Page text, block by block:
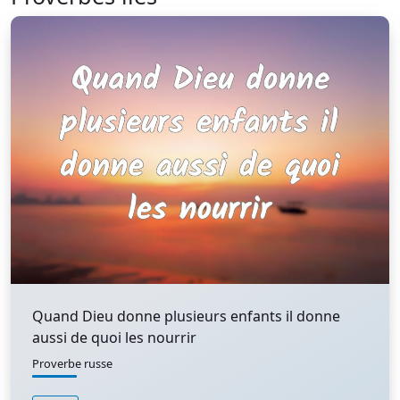
Quand Dieu donne plusieurs enfants il donne
aussi de quoi les nourrir
Proverbe russe